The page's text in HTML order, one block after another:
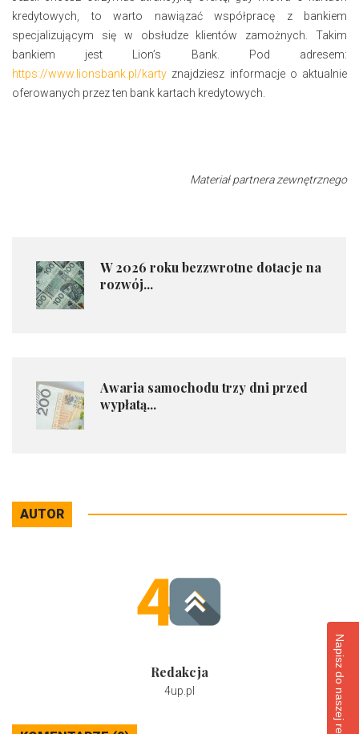
kredytowych, to warto nawiązać współpracę z bankiem
specjalizującym się w obsłudze klientów zamożnych. Takim
bankiem jest Lion’s Bank. Pod adresem:
https://www.lionsbank.pl/karty znajdziesz informacje o aktualnie
oferowanych przez ten bank kartach kredytowych.
Materiał partnera zewnętrznego
​W 2026 roku bezzwrotne dotacje na
rozwój...
​Awaria samochodu trzy dni przed
wypłatą...
AUTOR
Redakcja
4up.pl Napisz do naszej redakcji